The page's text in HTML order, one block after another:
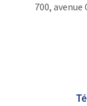
700, avenue